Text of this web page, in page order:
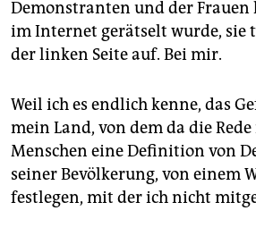
Demonstranten und der Frauen
im Internet gerätselt wurde, sie
der linken Seite auf. Bei mir.
Weil ich es endlich kenne, das
mein Land, von dem da die Rede
Menschen eine Definition von
seiner Bevölkerung, von einem
festlegen, mit der ich nicht